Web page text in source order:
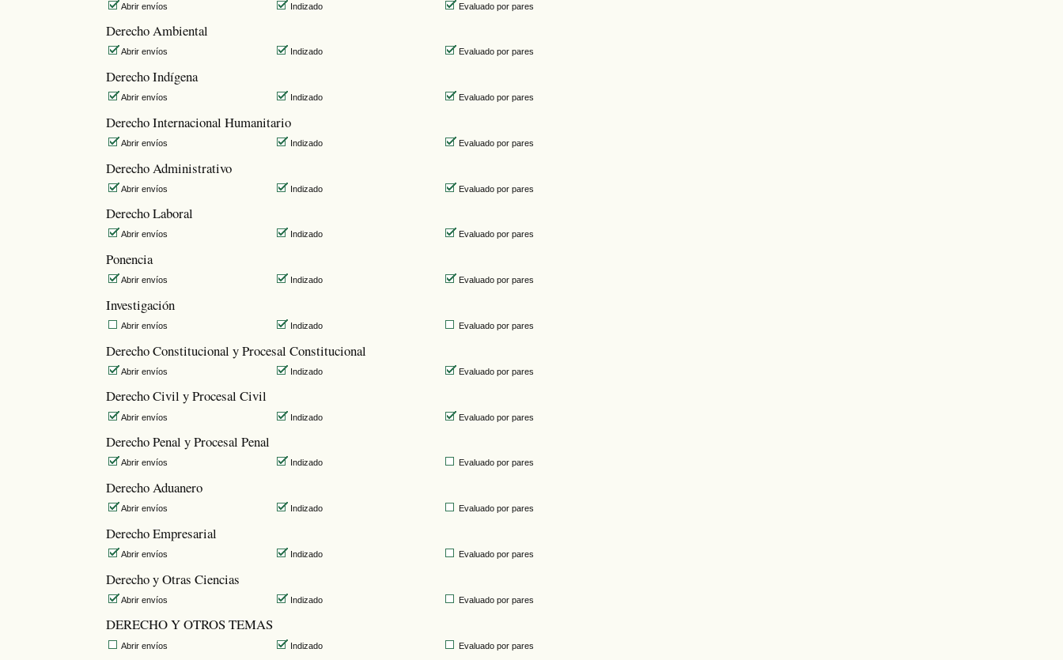
Abrir envíos Indizado Evaluado por pares
Derecho Ambiental
Abrir envíos Indizado Evaluado por pares
Derecho Indígena
Abrir envíos Indizado Evaluado por pares
Derecho Internacional Humanitario
Abrir envíos Indizado Evaluado por pares
Derecho Administrativo
Abrir envíos Indizado Evaluado por pares
Derecho Laboral
Abrir envíos Indizado Evaluado por pares
Ponencia
Abrir envíos Indizado Evaluado por pares
Investigación
Abrir envíos Indizado Evaluado por pares
Derecho Constitucional y Procesal Constitucional
Abrir envíos Indizado Evaluado por pares
Derecho Civil y Procesal Civil
Abrir envíos Indizado Evaluado por pares
Derecho Penal y Procesal Penal
Abrir envíos Indizado Evaluado por pares
Derecho Aduanero
Abrir envíos Indizado Evaluado por pares
Derecho Empresarial
Abrir envíos Indizado Evaluado por pares
Derecho y Otras Ciencias
Abrir envíos Indizado Evaluado por pares
DERECHO Y OTROS TEMAS
Abrir envíos Indizado Evaluado por pares